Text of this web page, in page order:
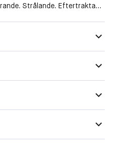
Strålande. Eftertraktad
fördelaktiga
teknik, döljer det
linjer och tecken på